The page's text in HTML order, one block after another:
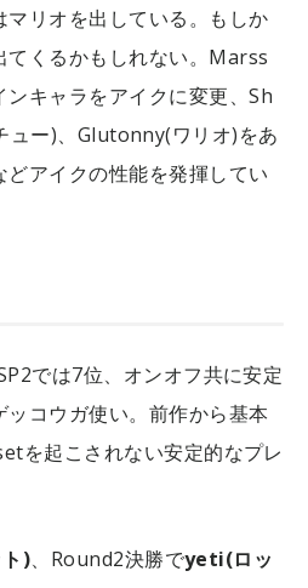
リオを出している。もしか
てくるかもしれない。Marss
キャラをアイクに変更、Sh
ュー)、Glutonny(ワリオ)をあ
アイクの性能を発揮してい
では7位、オンオフ共に安定
ッコウガ使い。前作から基本
を起こされない安定的なプレ
)、Round2決勝でyeti(ロッ